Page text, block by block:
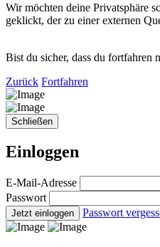
Wir möchten deine Privatsphäre
geklickt, der zu einer externen
Bist du sicher, dass du fortfahren
Zurück Fortfahren
Schließen
Einloggen
E-Mail-Adresse
Passwort
Jetzt einloggen Passwort